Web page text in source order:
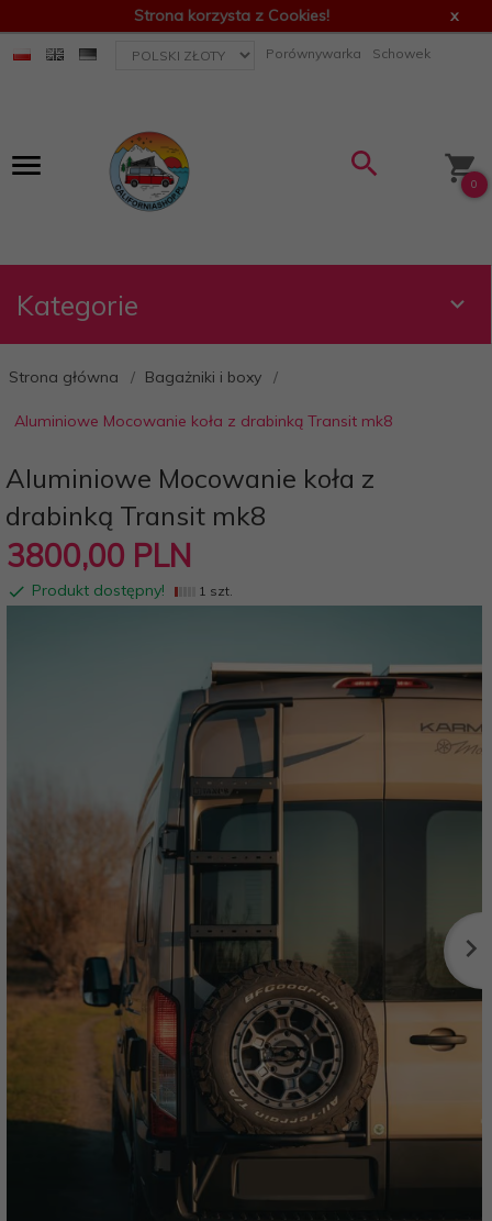
Strona korzysta z Cookies! x
currency_h Porównywarka Schowek
0
Kategorie
Strona główna Bagażniki i boxy
Aluminiowe Mocowanie koła z drabinką Transit mk8
Aluminiowe Mocowanie koła z
drabinką Transit mk8
3800,00 PLN
Produkt dostępny! 1 szt.